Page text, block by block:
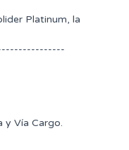
Platinum, la
y Vía Cargo.